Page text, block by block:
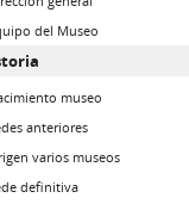
del Museo
museo
anteriores
varios museos
definitiva